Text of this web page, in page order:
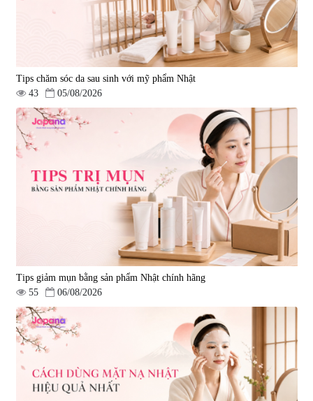
Tips chăm sóc da sau sinh với mỹ phẩm Nhật
43
05/08/2026
Tips giảm mụn bằng sản phẩm Nhật chính hãng
55
06/08/2026